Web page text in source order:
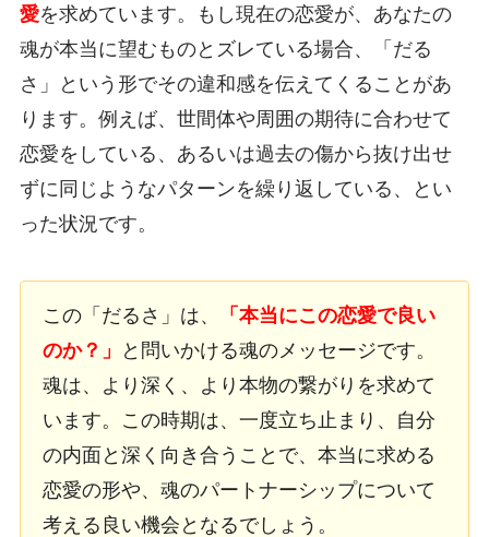
愛を求めています。もし現在の恋愛が、あなたの
魂が本当に望むものとズレている場合、「だる
さ」という形でその違和感を伝えてくることがあ
ります。例えば、世間体や周囲の期待に合わせて
恋愛をしている、あるいは過去の傷から抜け出せ
ずに同じようなパターンを繰り返している、とい
った状況です。
この「だるさ」は、
「本当にこの恋愛で良い
のか？」
と問いかける魂のメッセージです。
魂は、より深く、より本物の繋がりを求めて
います。この時期は、一度立ち止まり、自分
の内面と深く向き合うことで、本当に求める
恋愛の形や、魂のパートナーシップについて
考える良い機会となるでしょう。